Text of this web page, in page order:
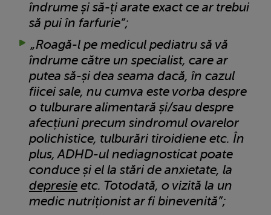
îndrume și să-ți arate exact ce ar trebui
să pui în farfurie”;
„Roagă-l pe medicul pediatru să vă
îndrume către un specialist, care ar
putea să-și dea seama dacă, în cazul
fiicei sale, nu cumva este vorba despre
o tulburare alimentară și/sau despre
afecțiuni precum sindromul ovarelor
polichistice, tulburări tiroidiene etc. În
plus, ADHD-ul nediagnosticat poate
conduce și el la stări de anxietate, la
depresie etc. Totodată, o vizită la un
medic nutriționist ar fi binevenită”;